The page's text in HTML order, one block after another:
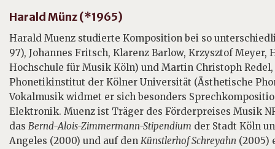
Harald Münz (*1965)
Harald Muenz studierte Komposition bei so
97), Johannes Fritsch, Klarenz Barlow, Krzysztof
Hochschule für Musik Köln) und Martin Christoph
Phonetikinstitut der Kölner Universität (Ästhetische
Vokalmusik widmet er sich besonders
Elektronik. Muenz ist Träger des Förderpreises Musik
das Bernd-Alois-Zimmermann-Stipendium der Stadt Köln
Angeles (2000) und auf den Künstlerhof Schreyahn (2005)